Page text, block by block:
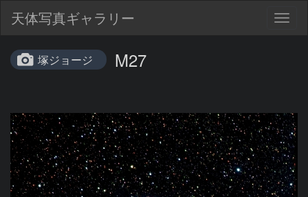
天体写真ギャラリー
塚ジョージ M27